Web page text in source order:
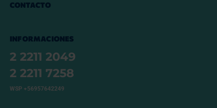
CONTACTO
INFORMACIONES
2 2211 2049
2 2211 7258
WSP +56957642249